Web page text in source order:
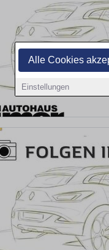
Alle Cookies
Einstellungen